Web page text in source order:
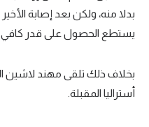
بدلا منه، ولكن بعد إصابة
يستطع الحصول على قدر كافي
بخلاف ذلك تلقى مهند لاشين
أستراليا المقبلة.